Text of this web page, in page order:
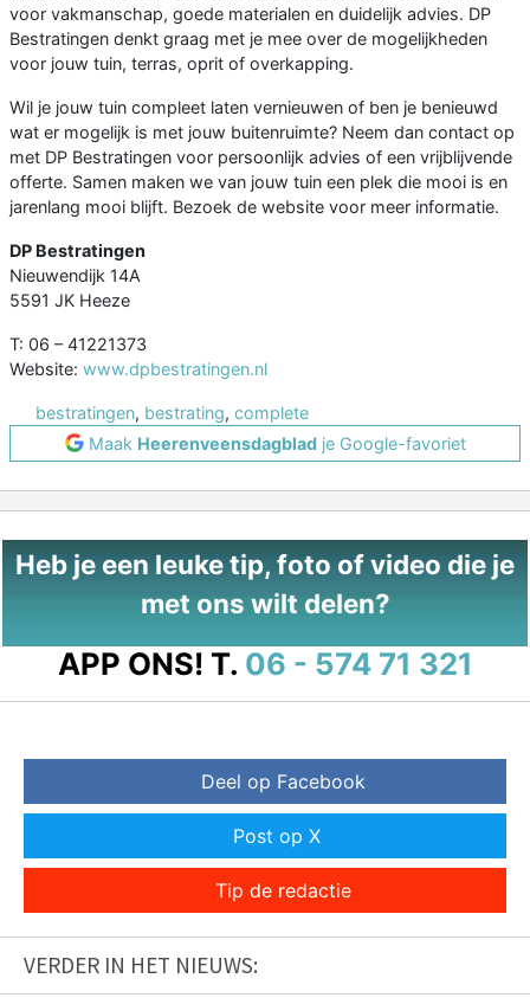
voor vakmanschap, goede materialen en duidelijk advies. DP
Bestratingen denkt graag met je mee over de mogelijkheden
voor jouw tuin, terras, oprit of overkapping.
Wil je jouw tuin compleet laten vernieuwen of ben je benieuwd
wat er mogelijk is met jouw buitenruimte? Neem dan contact op
met DP Bestratingen voor persoonlijk advies of een vrijblijvende
offerte. Samen maken we van jouw tuin een plek die mooi is en
jarenlang mooi blijft. Bezoek de website voor meer informatie.
DP Bestratingen
Nieuwendijk 14A
5591 JK Heeze
T: 06 – 41221373
Website: www.dpbestratingen.nl
bestratingen, bestrating, complete
Maak Heerenveensdagbladje Google-favoriet
Heb je een leuke tip, foto of video die je
met ons wilt delen?
APP ONS! T. 06 - 574 71 321
Deel op Facebook
Post op X
Tip de redactie
VERDER IN HET NIEUWS: